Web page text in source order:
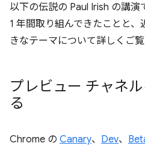
以下の伝説の Paul Irish の講
1 年間取り組んできたことと
きなテーマについて詳しくご覧
プレビュー チャネ
る
Chrome の Canary、 Dev、